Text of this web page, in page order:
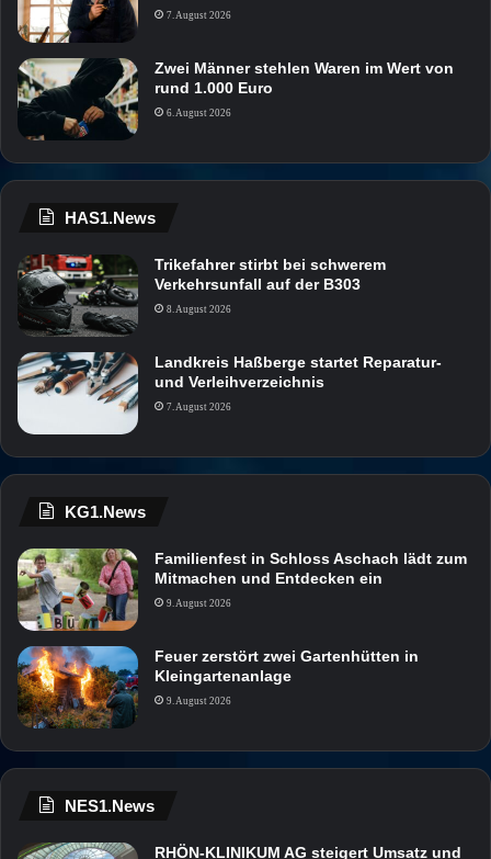
7. August 2026
Zwei Männer stehlen Waren im Wert von
rund 1.000 Euro
6. August 2026
HAS1.News
Trikefahrer stirbt bei schwerem
Verkehrsunfall auf der B303
8. August 2026
Landkreis Haßberge startet Reparatur-
und Verleihverzeichnis
7. August 2026
KG1.News
Familienfest in Schloss Aschach lädt zum
Mitmachen und Entdecken ein
9. August 2026
Feuer zerstört zwei Gartenhütten in
Kleingartenanlage
9. August 2026
NES1.News
RHÖN-KLINIKUM AG steigert Umsatz und